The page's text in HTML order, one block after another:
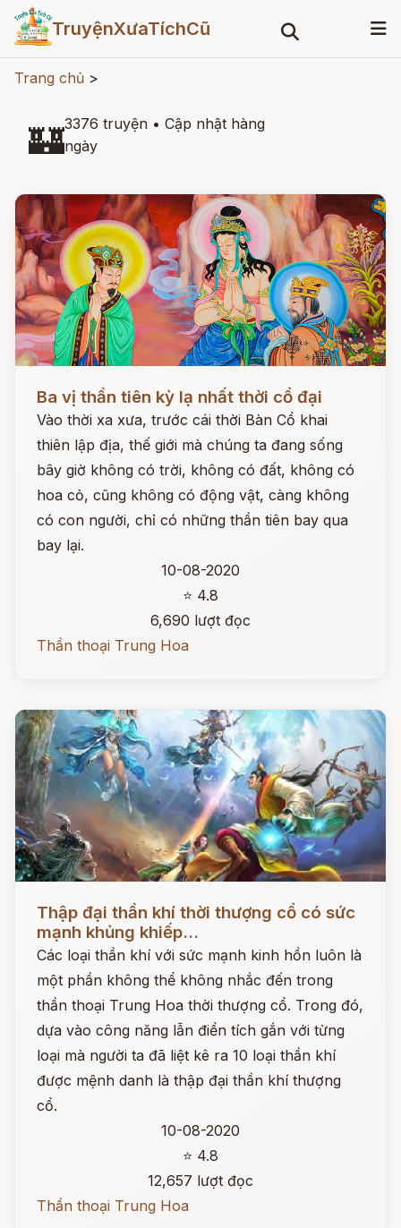
TruyệnXưaTíchCũ
Trang chủ >
🏰3376 truyện • Cập nhật hàng
ngày
Ba vị thần tiên kỳ lạ nhất thời cổ đại
Vào thời xa xưa, trước cái thời Bàn Cổ khai
thiên lập địa, thế giới mà chúng ta đang sống
bây giờ không có trời, không có đất, không có
hoa cỏ, cũng không có động vật, càng không
có con người, chỉ có những thần tiên bay qua
bay lại.
10-08-2020
⭐ 4.8
6,690 lượt đọc
Thần thoại Trung Hoa
Thập đại thần khí thời thượng cổ có sức
mạnh khủng khiếp...
Các loại thần khí với sức mạnh kinh hồn luôn là
một phần không thể không nhắc đến trong
thần thoại Trung Hoa thời thượng cổ. Trong đó,
dựa vào công năng lẫn điển tích gắn với từng
loại mà người ta đã liệt kê ra 10 loại thần khí
được mệnh danh là thập đại thần khí thượng
cổ.
10-08-2020
⭐ 4.8
12,657 lượt đọc
Thần thoại Trung Hoa